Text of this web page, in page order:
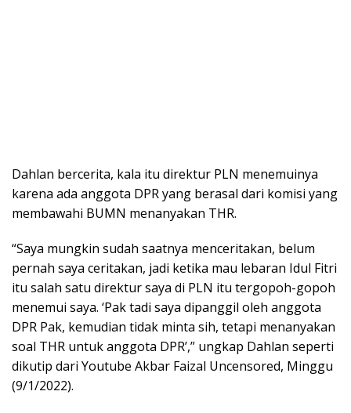
Dahlan bercerita, kala itu direktur PLN menemuinya
karena ada anggota DPR yang berasal dari komisi yang
membawahi BUMN menanyakan THR.
“Saya mungkin sudah saatnya menceritakan, belum
pernah saya ceritakan, jadi ketika mau lebaran Idul Fitri
itu salah satu direktur saya di PLN itu tergopoh-gopoh
menemui saya. ‘Pak tadi saya dipanggil oleh anggota
DPR Pak, kemudian tidak minta sih, tetapi menanyakan
soal THR untuk anggota DPR’,” ungkap Dahlan seperti
dikutip dari Youtube Akbar Faizal Uncensored, Minggu
(9/1/2022).